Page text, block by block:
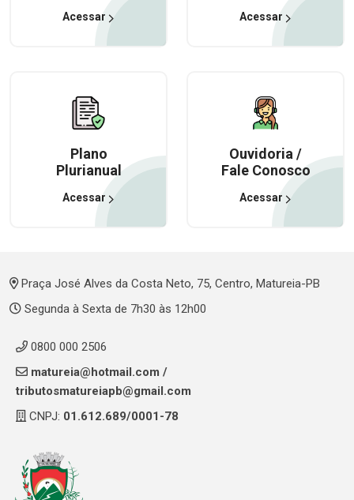
Acessar Acessar
Plano
Plurianual
Acessar
Ouvidoria /
Fale Conosco
Acessar
Praça José Alves da Costa Neto, 75, Centro, Matureia-PB
Segunda à Sexta de 7h30 às 12h00
0800 000 2506
matureia@hotmail.com /
tributosmatureiapb@gmail.com
CNPJ: 01.612.689/0001-78